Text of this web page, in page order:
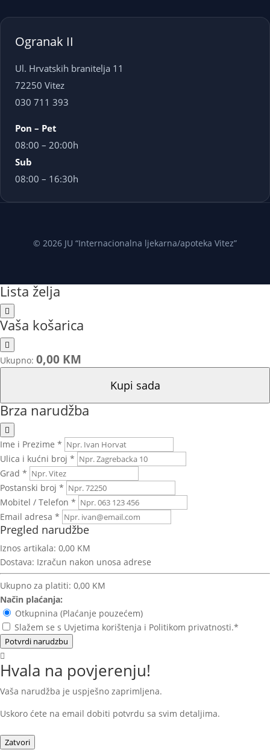
Ogranak II
Ul. Hrvatskih branitelja 11
72250 Vitez
030 711 393
Pon – Pet
08:00 – 20:00h
Sub
08:00 – 16:30h
© 2026 JU “Internacionalna ljekarna/apoteka Vitez”
Lista želja
Vaša košarica
Ukupno: 0,00 KM
Kupi sada
Brza narudžba
Ime i Prezime *
Ulica i kućni broj *
Grad *
Postanski broj *
Mobitel / Telefon *
Email adresa *
Pregled narudžbe
Iznos artikala: 0,00 KM
Dostava: Izračun nakon unosa adrese
Ukupno za platiti: 0,00 KM
Način plaćanja:
Otkupnina (Plaćanje pouzećem)
Slažem se s Uvjetima korištenja i Politikom privatnosti.*
Potvrdi narudzbu
Hvala na povjerenju!
Vaša narudžba je uspješno zaprimljena.
Uskoro ćete na email dobiti potvrdu sa svim detaljima.
Zatvori